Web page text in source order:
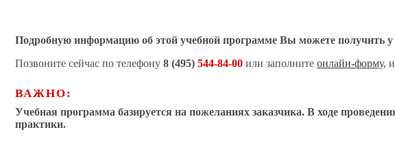
Подробную информацию об этой учебной программе Вы можете получить
Позвоните сейчас по телефону 8 (495) 544-84-00 или заполните онлайн-форму,
ВАЖНО:
Учебная программа базируется на пожеланиях заказчика. В ходе
практики.